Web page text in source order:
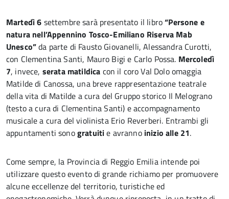
Martedì 6 settembre sarà presentato il libro“Persone e
natura nell’Appennino Tosco-Emiliano Riserva Mab
Unesco”da parte di Fausto Giovanelli, Alessandra Curotti,
con Clementina Santi, Mauro Bigi e Carlo Possa. Mercoledì
7, invece, serata matildica con il coro Val Dolo omaggia
Matilde di Canossa, una breve rappresentazione teatrale
della vita di Matilde a cura del Gruppo storico Il Melograno
(testo a cura di Clementina Santi) e accompagnamento
musicale a cura del violinista Erio Reverberi. Entrambi gli
appuntamenti sonogratuitie avranno inizio alle 21.
Come sempre, la Provincia di Reggio Emilia intende poi
utilizzare questo evento di grande richiamo per promuovere
alcune eccellenze del territorio, turistiche ed